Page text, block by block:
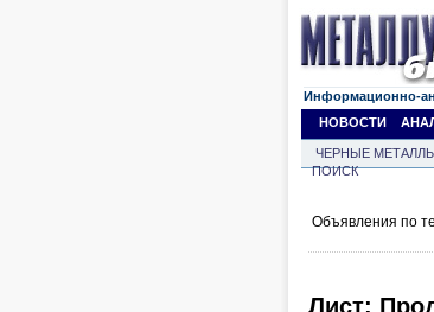
Информационно-
НОВОСТИ
ЧЕРНЫЕ
ПОИСК
Объявления по
Лист: